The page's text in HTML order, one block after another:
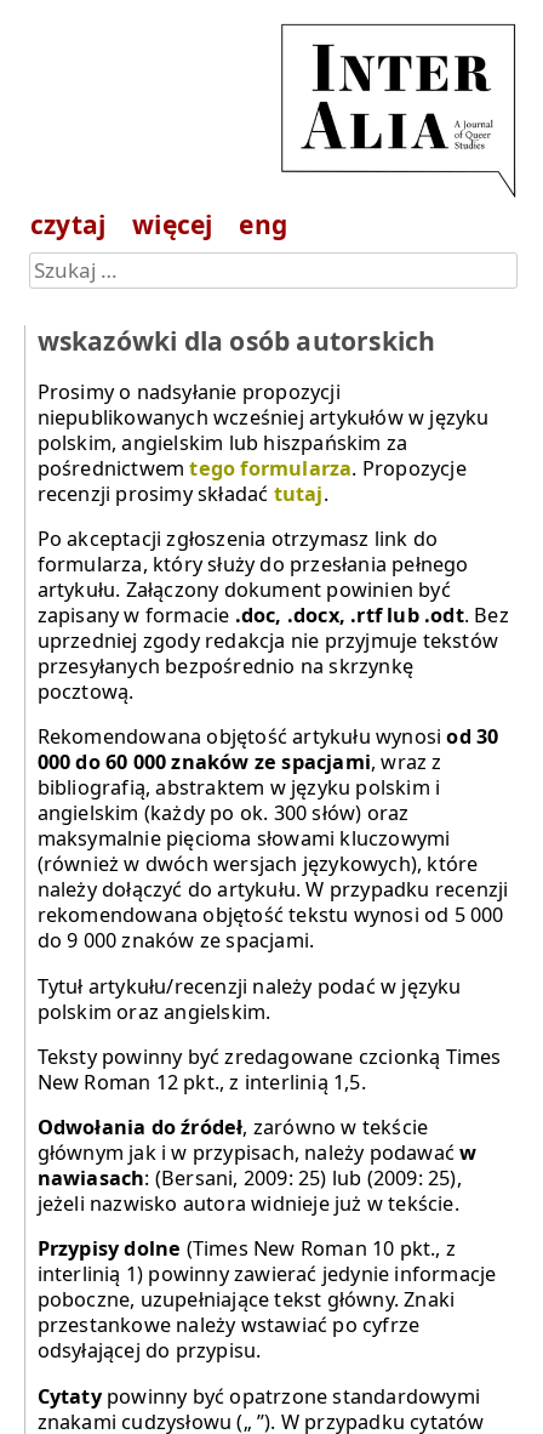
czytaj więcej eng
wskazówki dla osób autorskich
Prosimy o nadsyłanie propozycji
niepublikowanych wcześniej artykułów w języku
polskim, angielskim lub hiszpańskim za
pośrednictwemtego formularza. Propozycje
recenzji prosimy składać tutaj.
Po akceptacji zgłoszenia otrzymasz link do
formularza, który służy do przesłania pełnego
artykułu. Załączony dokument powinien być
zapisany w formacie .doc, .docx, .rtf lub .odt. Bez
uprzedniej zgody redakcja nie przyjmuje tekstów
przesyłanych bezpośrednio na skrzynkę
pocztową.
Rekomendowana objętość artykułu wynosiod 30
000 do 60 000 znaków ze spacjami, wraz z
bibliografią, abstraktem w języku polskim i
angielskim (każdy po ok. 300 słów) oraz
maksymalnie pięcioma słowami kluczowymi
(również w dwóch wersjach językowych), które
należy dołączyć do artykułu. W przypadku recenzji
rekomendowana objętość tekstu wynosi od 5 000
do 9 000 znaków ze spacjami.
Tytuł artykułu/recenzji należy podać w języku
polskim oraz angielskim.
Teksty powinny być zredagowane czcionką Times
New Roman 12 pkt., z interlinią 1,5.
Odwołania do źródeł, zarówno w tekście
głównym jak i w przypisach, należy podawaćw
nawiasach: (Bersani, 2009: 25) lub (2009: 25),
jeżeli nazwisko autora widnieje już w tekście.
Przypisy dolne (Times New Roman 10 pkt., z
interlinią 1) powinny zawierać jedynie informacje
poboczne, uzupełniające tekst główny. Znaki
przestankowe należy wstawiać po cyfrze
odsyłającej do przypisu.
Cytatypowinny być opatrzone standardowymi
znakami cudzysłowu („ ”). W przypadku cytatów